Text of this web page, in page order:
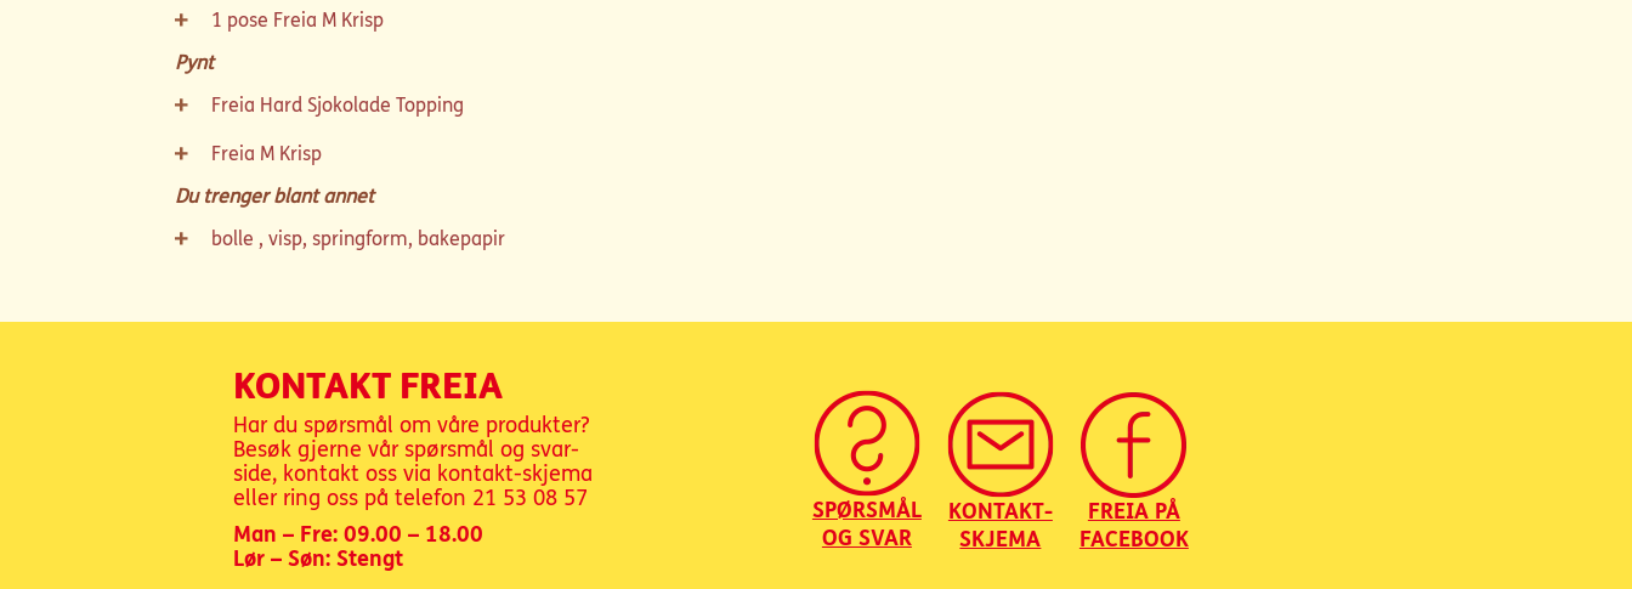
1 pose Freia M Krisp
Pynt
Freia Hard Sjokolade Topping
Freia M Krisp
Du trenger blant annet
bolle , visp, springform, bakepapir
KONTAKT FREIA
Har du spørsmål om våre produkter?
Besøk gjerne vår spørsmål og svar-
side, kontakt oss via kontakt-skjema
eller ring oss på telefon 21 53 08 57
Man – Fre: 09.00 – 18.00
Lør – Søn: Stengt
SPØRSMÅL
OG SVAR
KONTAKT-
SKJEMA
FREIA PÅ
FACEBOOK